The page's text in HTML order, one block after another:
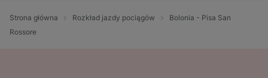
Strona główna Rozkład jazdy pociągów
Bolonia - Pisa San
Rossore